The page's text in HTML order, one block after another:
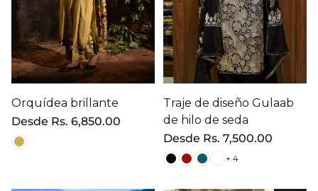
Orquídea brillante
Precio
regular
Desde Rs. 6,850.00
Traje de diseño Gulaab
de hilo de seda
Precio
regular
Desde Rs. 7,500.00
+ 4